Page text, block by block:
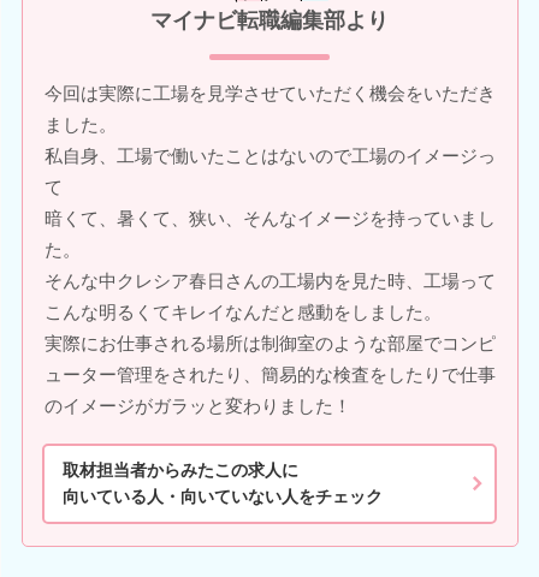
マイナビ転職編集部より
今回は実際に工場を見学させていただく機会をいただき
ました。
私自身、工場で働いたことはないので工場のイメージっ
て
暗くて、暑くて、狭い、そんなイメージを持っていまし
た。
そんな中クレシア春日さんの工場内を見た時、工場って
こんな明るくてキレイなんだと感動をしました。
実際にお仕事される場所は制御室のような部屋でコンピ
ューター管理をされたり、簡易的な検査をしたりで仕事
のイメージがガラッと変わりました！
取材担当者からみたこの求人に
向いている人・向いていない人をチェック